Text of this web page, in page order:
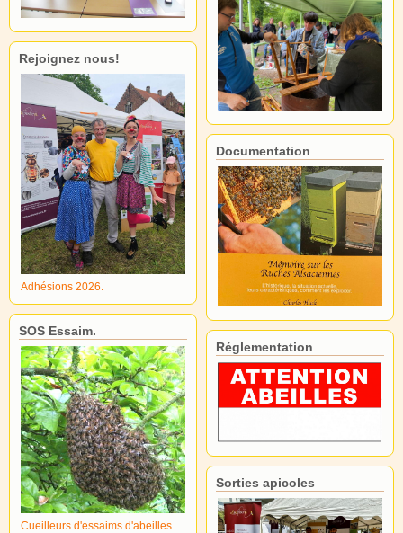
Rejoignez nous!
Adhésions 2026.
SOS Essaim.
Cueilleurs d'essaims d'abeilles.
Documentation
Réglementation
Sorties apicoles